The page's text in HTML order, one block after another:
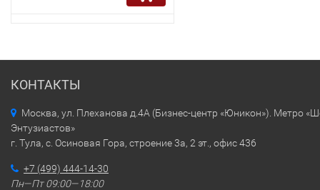
КОНТАКТЫ
Москва, ул. Плеханова д.4А (Бизнес-центр «Юникон»). Метро
Энтузиастов»
г. Тула, с. Осиновая Гора, строение 3а, 2 эт., офис 436
+7 (499) 444-14-30
Пн—Пт 09:00—18:00